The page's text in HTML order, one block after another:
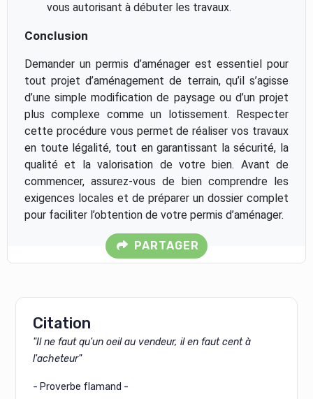
vous autorisant à débuter les travaux.
Conclusion
Demander un permis d’aménager est essentiel pour
tout projet d’aménagement de terrain, qu’il s’agisse
d’une simple modification de paysage ou d’un projet
plus complexe comme un lotissement. Respecter
cette procédure vous permet de réaliser vos travaux
en toute légalité, tout en garantissant la sécurité, la
qualité et la valorisation de votre bien. Avant de
commencer, assurez-vous de bien comprendre les
exigences locales et de préparer un dossier complet
pour faciliter l’obtention de votre permis d’aménager.
PARTAGER
Citation
"Il ne faut qu'un oeil au vendeur, il en faut cent à
l'acheteur"
- Proverbe flamand -